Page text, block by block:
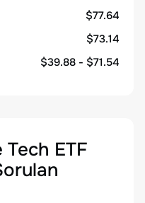
$77.64
$73.14
$39.88 - $71.54
ETF